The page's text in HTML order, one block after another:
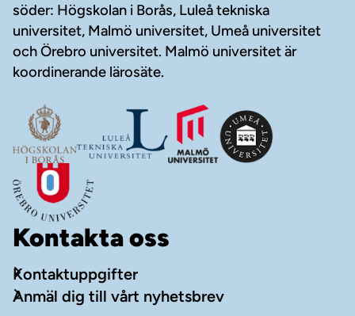
söder: Högskolan i Borås, Luleå tekniska
universitet, Malmö universitet, Umeå universitet
och Örebro universitet. Malmö universitet är
koordinerande lärosäte.
Kontakta oss
Kontaktuppgifter
Anmäl dig till vårt nyhetsbrev